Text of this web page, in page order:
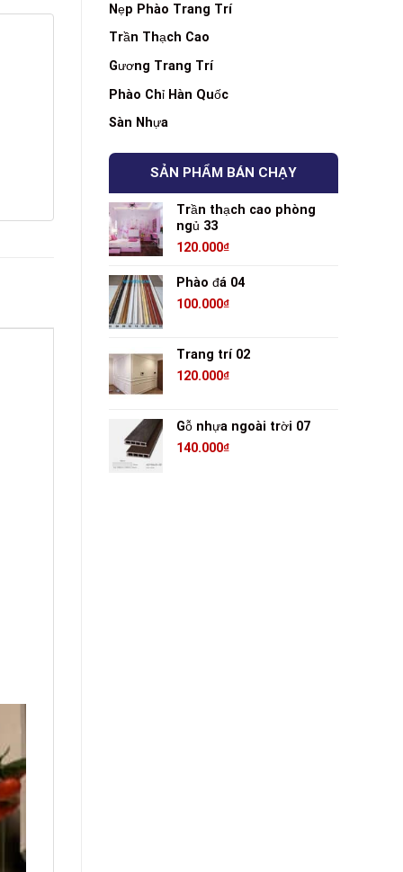
Nẹp Phào Trang Trí
Trần Thạch Cao
Gương Trang Trí
Phào Chỉ Hàn Quốc
Sàn Nhựa
SẢN PHẨM BÁN CHẠY
Trần thạch cao phòng
ngủ 33
120.000₫
Phào đá 04
100.000₫
Trang trí 02
120.000₫
Gỗ nhựa ngoài trời 07
140.000₫